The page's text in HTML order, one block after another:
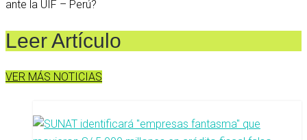
Leer Artículo
VER MÁS NOTICIAS